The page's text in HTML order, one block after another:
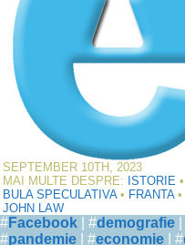
SEPTEMBER 10TH, 2023
MAI MULTE DESPRE: ISTORIE •
BULA SPECULATIVA• FRANTA•
JOHN LAW
#Facebook | #demografie
#pandemie | #economie | #